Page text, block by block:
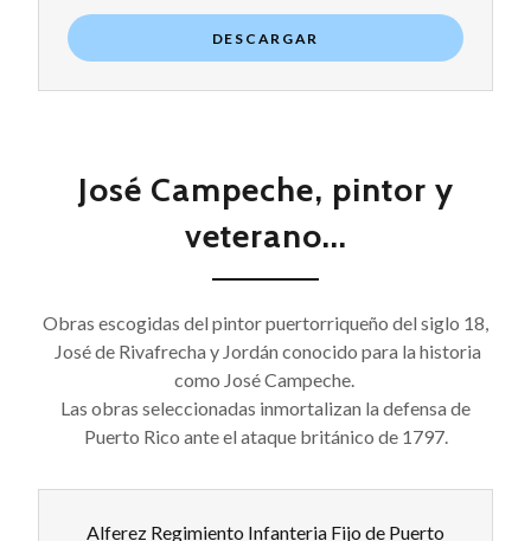
DESCARGAR
José Campeche, pintor y
veterano...
Obras escogidas del pintor puertorriqueño del siglo 18,
José de Rivafrecha y Jordán conocido para la historia
como José Campeche.
Las obras seleccionadas inmortalizan la defensa de
Puerto Rico ante el ataque británico de 1797.
Alferez Regimiento Infanteria Fijo de Puerto